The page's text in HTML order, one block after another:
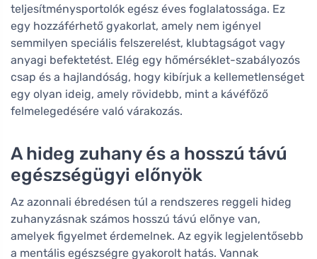
teljesítménysportolók egész éves foglalatossága. Ez
egy hozzáférhető gyakorlat, amely nem igényel
semmilyen speciális felszerelést, klubtagságot vagy
anyagi befektetést. Elég egy hőmérséklet-szabályozós
csap és a hajlandóság, hogy kibírjuk a kellemetlenséget
egy olyan ideig, amely rövidebb, mint a kávéfőző
felmelegedésére való várakozás.
A hideg zuhany és a hosszú távú
egészségügyi előnyök
Az azonnali ébredésen túl a rendszeres reggeli hideg
zuhanyzásnak számos hosszú távú előnye van,
amelyek figyelmet érdemelnek. Az egyik legjelentősebb
a mentális egészségre gyakorolt hatás. Vannak